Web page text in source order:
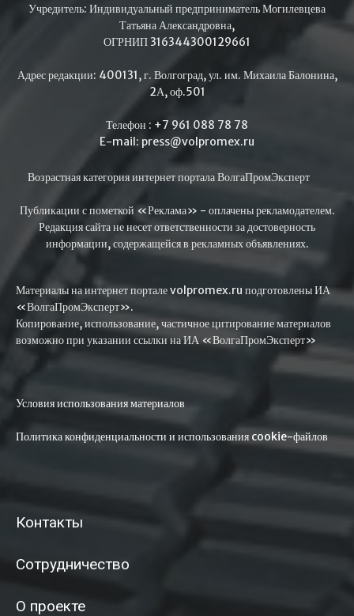
Учредитель: Индивидуальный предприниматель Могилевцева
Татьяна Александровна,
ОГРНИП 316344300129661
Адрес редакции: 400131, г. Волгоград, ул. им. Михаила Балонина,
2А, оф.501
Телефон : +7 961 088 78 78
E-mail: press@volpromex.ru
Возрастная категория интернет портала ВолгаПромЭксперт
Публикации с пометкой «Реклама» - оплачены рекламодателем.
Редакция сайта не несет ответственности за достоверность
информации, содержащейся в рекламных объявлениях.
Материалы на интернет портале volpromex.ru подготовлены ИА
«ВолгаПромЭксперт».
Копирование, использование, частичное цитирование материалов
возможно при указании ссылки на ИА «ВолгаПромЭксперт»
Условия использования материалов
Политика конфиденциальности и использования cookie-файлов
Контакты
Сотрудничество
О проекте